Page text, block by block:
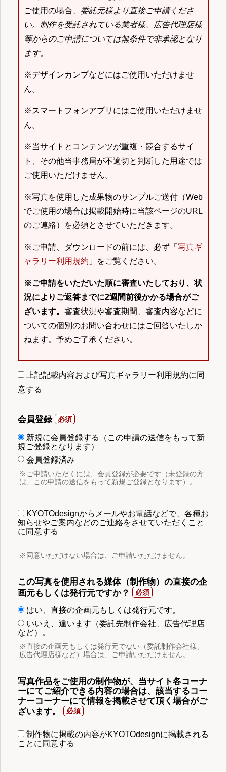
ご使用の場合、 委託元様より直接ご申請くださ
い。 制作を受託されている業者様、広告代理店様
等からのご申請については無条件で非承認となり
ます。
※デザインカンプなどにはご使用いただけませ
ん。
※スマートフォンアプリにはご使用いただけませ
ん。
※当サイトとコンテンツが重複・競合するサイ
ト、その他当事務局が不適切と判断した用途では
ご使用いただけません。
※写真を使用した成果物のサンプルご送付（Web
でご使用の場合は掲載開始時に当該ページのURL
のご連絡）を必須とさせていただきます。
※ご申請、ダウンロードの前には、必ず「 写真ギ
ャラリー利用規約 」をご覧ください。
※ご申請をいただいた順に審査いたしており、状
況によりご返答までに2週間前後かかる場合がご
ざいます。 審査状況や審査期間、審査内容などに
ついての個別のお問い合わせにはご回答いたしか
ねます。予めご了承ください。
上記記載内容および写真ギャラリー利用規約に同
意する
会員登録
新規に会員登録する（この申請の送信をもって新
規ご登録となります）
会員登録済み
※ご申請いただくには、会員登録が必要です（未登録の方
は、この申請の送信をもって新規ご登録となります）。
KYOTOdesignからメールやお電話などで、各種お
知らせやご案内などのご連絡をさせていただくこと
に同意する
※同意いただけない場合は、ご申請いただけません。
この写真を使用される媒体（制作物）の直接の企
画元もしくは発行元ですか？
はい、直接の企画元もしくは発行元です。
いいえ、違います（委託先制作会社、広告代理店
など）。
※直接の企画元もしくは発行元でない（委託制作会社様、
広告代理店様など）場合は、ご申請いただけません。
写真作品をご使用の制作物が、当サイト各コーナ
ーにてご紹介できる内容の場合は、該当するコー
ナーコーナーにて情報を掲載させて頂く場合がご
ざいます。
制作物に掲載の内容がKYOTOdesignに掲載される
ことに同意する